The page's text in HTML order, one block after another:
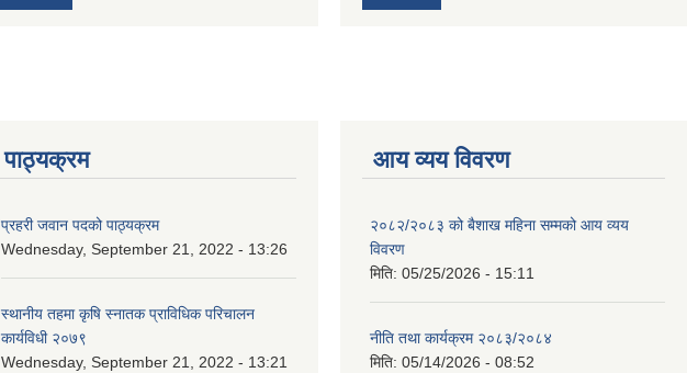
पाठ्यक्रम
प्रहरी जवान पदको पाठ्यक्रम
Wednesday, September 21, 2022 - 13:26
स्थानीय तहमा कृषि स्नातक प्राविधिक परिचालन
कार्यविधी २०७९
Wednesday, September 21, 2022 - 13:21
आय व्यय विवरण
२०८२/२०८३ को बैशाख महिना सम्मको आय व्यय
विवरण
मिति: 05/25/2026 - 15:11
नीति तथा कार्यक्रम २०८३/२०८४
मिति: 05/14/2026 - 08:52